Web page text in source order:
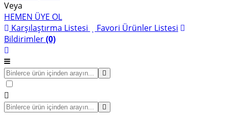
Veya
HEMEN ÜYE OL
Karşılaştırma Listesi
Favori Ürünler Listesi
Bildirimler(0)